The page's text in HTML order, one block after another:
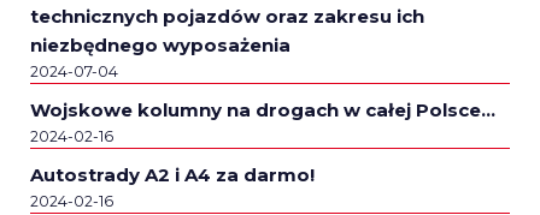
technicznych pojazdów oraz zakresu ich
niezbędnego wyposażenia
2024-07-04
Wojskowe kolumny na drogach w całej Polsce…
2024-02-16
Autostrady A2 i A4 za darmo!
2024-02-16